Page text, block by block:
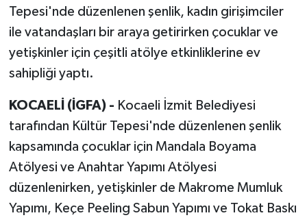
Tepesi'nde düzenlenen şenlik, kadın girişimciler
ile vatandaşları bir araya getirirken çocuklar ve
yetişkinler için çeşitli atölye etkinliklerine ev
sahipliği yaptı.
KOCAELİ (İGFA) - Kocaeli İzmit Belediyesi
tarafından Kültür Tepesi'nde düzenlenen şenlik
kapsamında çocuklar için Mandala Boyama
Atölyesi ve Anahtar Yapımı Atölyesi
düzenlenirken, yetişkinler de Makrome Mumluk
Yapımı, Keçe Peeling Sabun Yapımı ve Tokat Baskı